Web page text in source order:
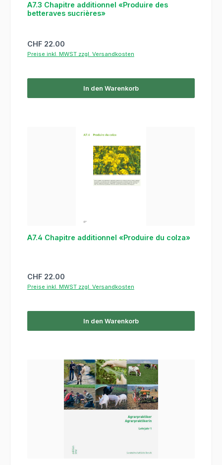
A7.3 Chapitre additionnel «Produire des
betteraves sucrières»
Regulärer Preis:
CHF 22.00
Preise inkl. MWST zzgl. Versandkosten
In den Warenkorb
A7.4 Chapitre additionnel «Produire du colza»
Regulärer Preis:
CHF 22.00
Preise inkl. MWST zzgl. Versandkosten
In den Warenkorb